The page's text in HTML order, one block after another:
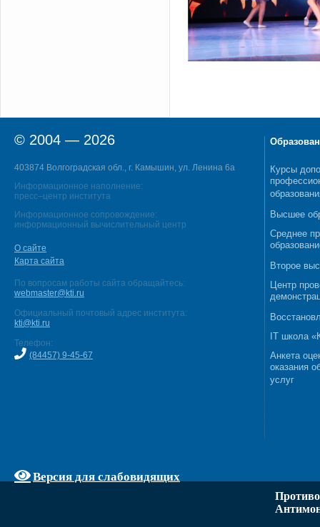
© 2004 — 2026
403874 Волгоградская обл., г. Камышин, ул. Ленина 6а
Информационное наполнение:
пресс–центр института
Информационное сопровождение:
информационный вычислительный центр
О сайте
Карта сайта
По вопросам работы сайта обращайтесь:
webmaster@kti.ru
Официальный почтовый адрес института:
kti@kti.ru
Телефон:
(84457) 9-45-67
Версия для слабовидящих
Курсы
Высшее
Среднее
Второе
Центр
IT школа
Анкета
оказания
услуг